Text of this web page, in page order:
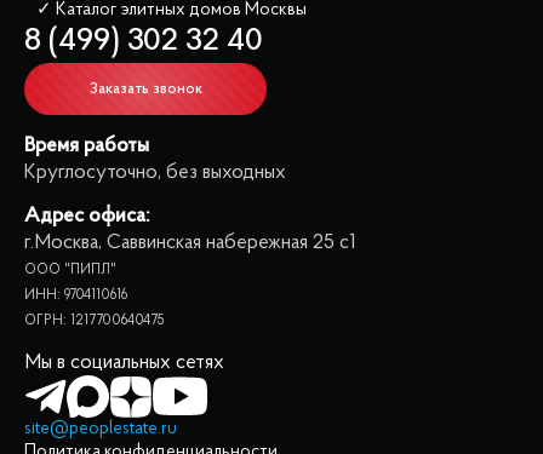
✓ Каталог элитных домов Москвы
8 (499) 302 32 40
Заказать звонок
Время работы
Круглосуточно, без выходных
Адрес офиса:
г.Москва, Саввинская набережная 25 с1
ООО "ПИПЛ"
ИНН: 9704110616
ОГРН: 1217700640475
Мы в социальных сетях
site@peoplestate.ru